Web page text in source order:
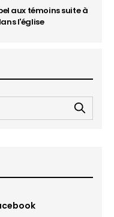
aux témoins suite à
l'église